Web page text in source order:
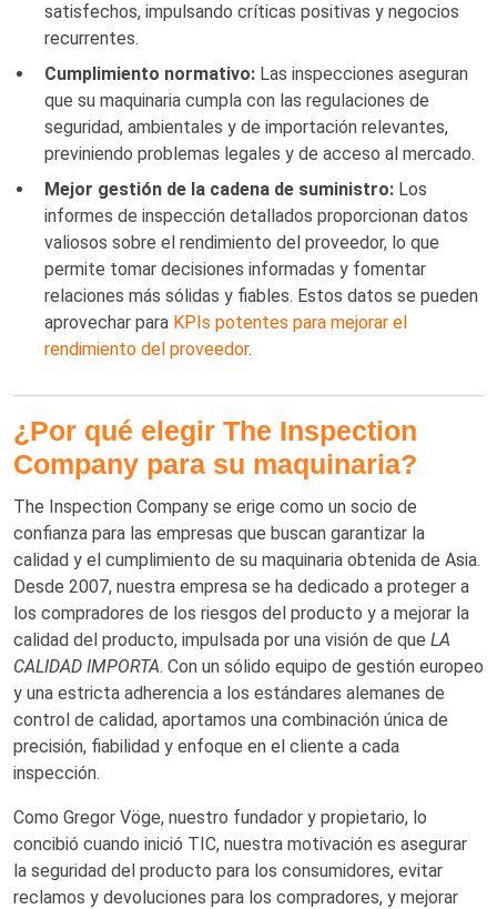
satisfechos, impulsando críticas positivas y negocios
recurrentes.
Cumplimiento normativo: Las inspecciones aseguran
que su maquinaria cumpla con las regulaciones de
seguridad, ambientales y de importación relevantes,
previniendo problemas legales y de acceso al mercado.
Mejor gestión de la cadena de suministro: Los
informes de inspección detallados proporcionan datos
valiosos sobre el rendimiento del proveedor, lo que
permite tomar decisiones informadas y fomentar
relaciones más sólidas y fiables. Estos datos se pueden
aprovechar para KPIs potentes para mejorar el
rendimiento del proveedor.
¿Por qué elegir The Inspection
Company para su maquinaria?
The Inspection Company se erige como un socio de
confianza para las empresas que buscan garantizar la
calidad y el cumplimiento de su maquinaria obtenida de Asia.
Desde 2007, nuestra empresa se ha dedicado a proteger a
los compradores de los riesgos del producto y a mejorar la
calidad del producto, impulsada por una visión de que LA
CALIDAD IMPORTA. Con un sólido equipo de gestión europeo
y una estricta adherencia a los estándares alemanes de
control de calidad, aportamos una combinación única de
precisión, fiabilidad y enfoque en el cliente a cada
inspección.
Como Gregor Vöge, nuestro fundador y propietario, lo
concibió cuando inició TIC, nuestra motivación es asegurar
la seguridad del producto para los consumidores, evitar
reclamos y devoluciones para los compradores, y mejorar